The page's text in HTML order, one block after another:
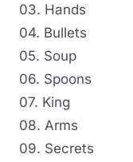
03. Hands
04. Bullets
05. Soup
06. Spoons
07. King
08. Arms
09. Secrets